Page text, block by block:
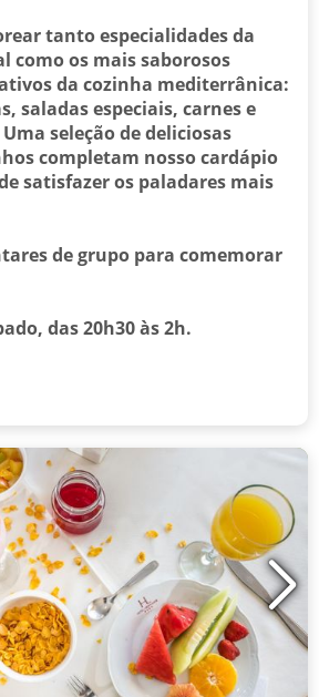
tanto especialidades da
como os mais saborosos
da cozinha mediterrânica:
saladas especiais, carnes e
seleção de deliciosas
completam nosso cardápio
satisfazer os paladares mais
de grupo para comemorar
das 20h30 às 2h.